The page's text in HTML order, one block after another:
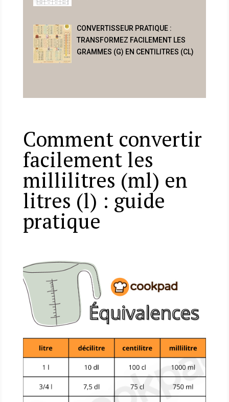
CONVERTISSEUR PRATIQUE :
TRANSFORMEZ FACILEMENT LES
GRAMMES (G) EN CENTILITRES (CL)
Comment convertir
facilement les
millilitres (ml) en
litres (l) : guide
pratique